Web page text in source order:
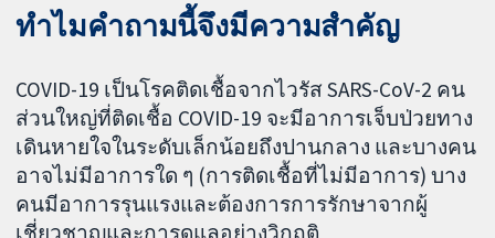
ทำไมคำถามนี้จึงมีความสำคัญ
COVID-19 เป็นโรคติดเชื้อจากไวรัส SARS-CoV-2 คน
ส่วนใหญ่ที่ติดเชื้อ COVID-19 จะมีอาการเจ็บป่วยทาง
เดินหายใจในระดับเล็กน้อยถึงปานกลาง และบางคน
อาจไม่มีอาการใด ๆ (การติดเชื้อที่ไม่มีอาการ) บาง
คนมีอาการรุนแรงและต้องการการรักษาจากผู้
เชี่ยวชาญและการดูแลอย่างวิกฤติ